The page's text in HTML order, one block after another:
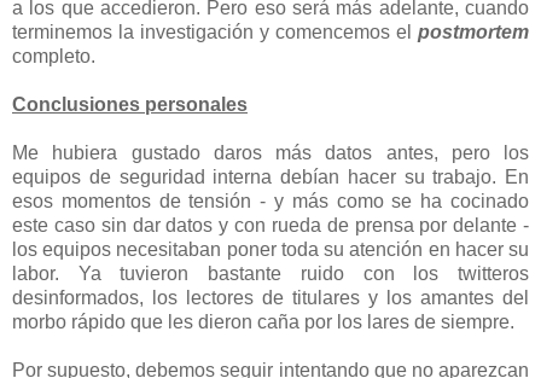
a los que accedieron. Pero eso será más adelante, cuando
terminemos la investigación y comencemos el postmortem
completo.
Conclusiones personales
Me hubiera gustado daros más datos antes, pero los
equipos de seguridad interna debían hacer su trabajo. En
esos momentos de tensión - y más como se ha cocinado
este caso sin dar datos y con rueda de prensa por delante -
los equipos necesitaban poner toda su atención en hacer su
labor. Ya tuvieron bastante ruido con los twitteros
desinformados, los lectores de titulares y los amantes del
morbo rápido que les dieron caña por los lares de siempre.
Por supuesto, debemos seguir intentando que no aparezcan